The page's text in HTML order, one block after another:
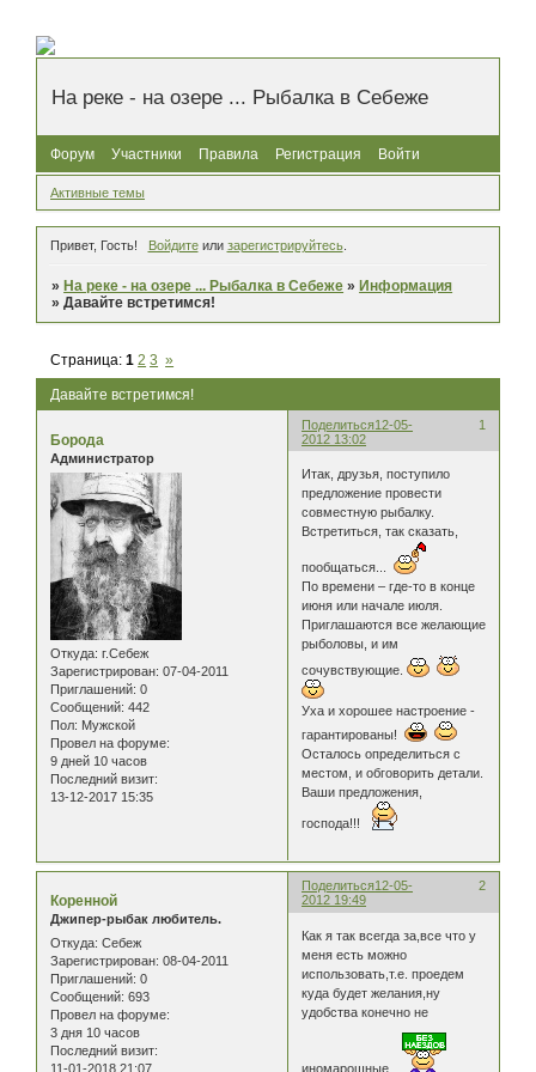
На реке - на озере ... Рыбалка в Себеже
Форум Участники Правила Регистрация Войти
Активные темы
Привет, Гость! Войдитеили зарегистрируйтесь.
»На реке - на озере ... Рыбалка в Себеже »Информация
»Давайте встретимся!
Давайте встретимся!
Страница:1 2 3 »
Поделиться 1
12-05-
2012 13:02
Борода
Администратор
Откуда: г.Себеж
Зарегистрирован: 07-04-2011
Приглашений: 0
Сообщений: 442
Пол: Мужской
Провел на форуме:
9 дней 10 часов
Последний визит:
13-12-2017 15:35
Итак, друзья, поступило
предложение провести
совместную рыбалку.
Встретиться, так сказать,
пообщаться...
По времени – где-то в конце
июня или начале июля.
Приглашаются все желающие
рыболовы, и им
сочувствующие.
Уха и хорошее настроение -
гарантированы!
Осталось определиться с
местом, и обговорить детали.
Ваши предложения,
господа!!!
Поделиться 2
12-05-
2012 19:49
Коренной
Джипер-рыбак любитель.
Откуда: Себеж
Зарегистрирован: 08-04-2011
Приглашений: 0
Сообщений: 693
Провел на форуме:
3 дня 10 часов
Последний визит:
11-01-2018 21:07
Как я так всегда за,все что у
меня есть можно
использовать,т.е. проедем
куда будет желания,ну
удобства конечно не
иномарошные